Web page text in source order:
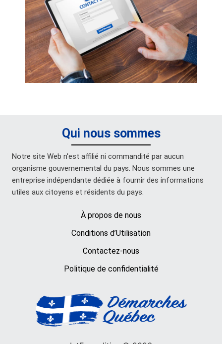
Qui nous sommes
Notre site Web n'est affilié ni commandité par aucun
organisme gouvernemental du pays. Nous sommes une
entreprise indépendante dédiée à fournir des informations
utiles aux citoyens et résidents du pays.
À propos de nous
Conditions d’Utilisation
Contactez-nous
Politique de confidentialité